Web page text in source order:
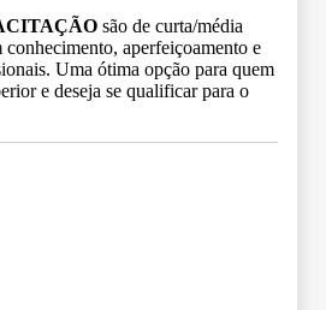
são de curta/média
conhecimento, aperfeiçoamento e
Uma ótima opção para quem
e deseja se qualificar para o